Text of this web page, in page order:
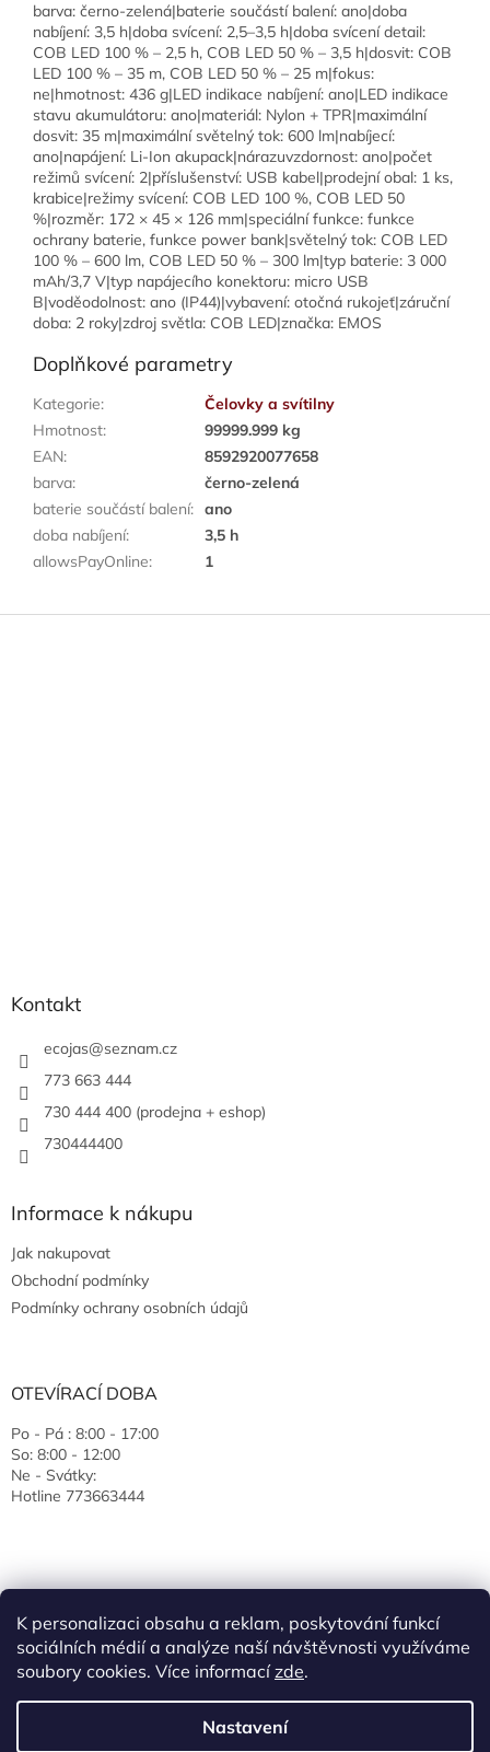
K personalizaci obsahu a reklam, poskytování funkcí
sociálních médií a analýze naší návštěvnosti využíváme
soubory cookies. Více informacízde.
Nastavení
barva: černo-zelená|baterie součástí balení: ano|doba
nabíjení: 3,5 h|doba svícení: 2,5–3,5 h|doba svícení detail:
COB LED 100 % – 2,5 h, COB LED 50 % – 3,5 h|dosvit: COB
LED 100 % – 35 m, COB LED 50 % – 25 m|fokus:
ne|hmotnost: 436 g|LED indikace nabíjení: ano|LED indikace
stavu akumulátoru: ano|materiál: Nylon + TPR|maximální
dosvit: 35 m|maximální světelný tok: 600 lm|nabíjecí:
ano|napájení: Li-Ion akupack|nárazuvzdornost: ano|počet
režimů svícení: 2|příslušenství: USB kabel|prodejní obal: 1 ks,
krabice|režimy svícení: COB LED 100 %, COB LED 50
%|rozměr: 172 × 45 × 126 mm|speciální funkce: funkce
ochrany baterie, funkce power bank|světelný tok: COB LED
100 % – 600 lm, COB LED 50 % – 300 lm|typ baterie: 3 000
mAh/3,7 V|typ napájecího konektoru: micro USB
B|voděodolnost: ano (IP44)|vybavení: otočná rukojeť|záruční
doba: 2 roky|zdroj světla: COB LED|značka: EMOS
Doplňkové parametry
Kategorie:
Čelovky a svítilny
Hmotnost:
99999.999 kg
EAN:
8592920077658
barva:
černo-zelená
baterie součástí balení: ano
doba nabíjení:
3,5 h
allowsPayOnline: 1
Kontakt
ecojas@seznam.cz
773 663 444
730 444 400 (prodejna + eshop)
730444400
Informace k nákupu
Jak nakupovat
Obchodní podmínky
Podmínky ochrany osobních údajů
OTEVÍRACÍ DOBA
Po - Pá : 8:00 - 17:00
So: 8:00 - 12:00
Ne - Svátky:
Hotline 773663444